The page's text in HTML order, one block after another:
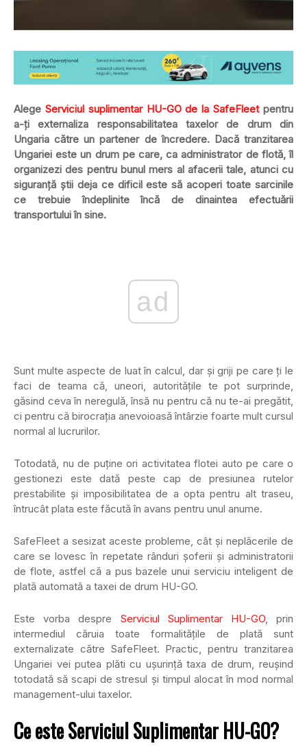
Alege Serviciul suplimentar HU-GO de la SafeFleetpentru
a-ți externaliza responsabilitatea taxelor de drum din
Ungaria către un partener de încredere. Dacă tranzitarea
Ungariei este un drum pe care, ca administrator de flotă, îl
organizezi des pentru bunul mers al afacerii tale, atunci cu
siguranță știi deja ce dificil este să acoperi toate sarcinile
ce trebuie îndeplinite încă de dinaintea efectuării
transportului în sine.
ad
Sunt multe aspecte de luat în calcul, dar și griji pe care ți le
faci de teama că, uneori, autoritățile te pot surprinde,
găsind ceva în neregulă, însă nu pentru că nu te-ai pregătit,
ci pentru că birocrația anevoioasă întârzie foarte mult cursul
normal al lucrurilor.
Totodată, nu de puține ori activitatea flotei auto pe care o
gestionezi este dată peste cap de presiunea rutelor
prestabilite și imposibilitatea de a opta pentru alt traseu,
întrucât plata este făcută în avans pentru unul anume.
SafeFleet a sesizat aceste probleme, cât și neplăcerile de
care se lovesc în repetate rânduri șoferii și administratorii
de flote, astfel că a pus bazele unui serviciu inteligent de
plată automată a taxei de drum HU-GO.
Este vorba despre Serviciul Suplimentar HU-GO, prin
intermediul căruia toate formalitățile de plată sunt
externalizate către SafeFleet. Practic, pentru tranzitarea
Ungariei vei putea plăti cu ușurință taxa de drum, reușind
totodată să scapi de stresul și timpul alocat în mod normal
management-ului taxelor.
Ce esteServiciul Suplimentar HU-GO?